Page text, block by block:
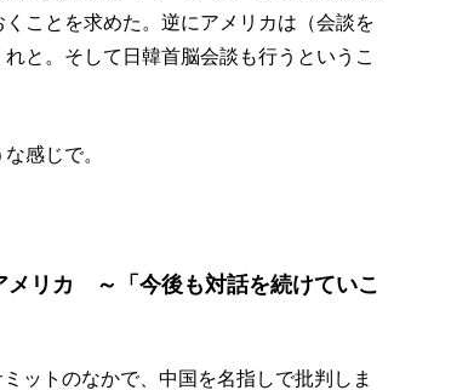
ことを求めた。逆にアメリカは（会談を
と。そして日韓首脳会談も行うというこ
感じで。
メリカ ～「今後も対話を続けていこ
ットのなかで、中国を名指しで批判しま